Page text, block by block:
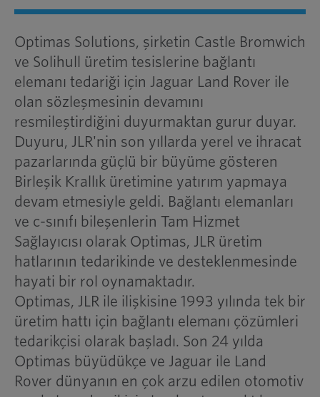
Optimas Solutions, şirketin Castle Bromwich
ve Solihull üretim tesislerine bağlantı
elemanı tedariği için Jaguar Land Rover ile
olan sözleşmesinin devamını
resmileştirdiğini duyurmaktan gurur duyar.
Duyuru, JLR'nin son yıllarda yerel ve ihracat
pazarlarında güçlü bir büyüme gösteren
Birleşik Krallık üretimine yatırım yapmaya
devam etmesiyle geldi. Bağlantı elemanları
ve c-sınıfı bileşenlerin Tam Hizmet
Sağlayıcısı olarak Optimas, JLR üretim
hatlarının tedarikinde ve desteklenmesinde
hayati bir rol oynamaktadır.
Optimas, JLR ile ilişkisine 1993 yılında tek bir
üretim hattı için bağlantı elemanı çözümleri
tedarikçisi olarak başladı. Son 24 yılda
Optimas büyüdükçe ve Jaguar ile Land
Rover dünyanın en çok arzu edilen otomotiv